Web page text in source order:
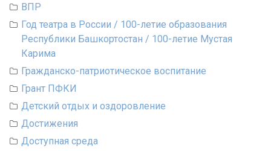
ВПР
Год театра в России / 100-летие образования
Республики Башкортостан / 100-летие Мустая
Карима
Гражданско-патриотическое воспитание
Грант ПФКИ
Детский отдых и оздоровление
Достижения
Доступная среда